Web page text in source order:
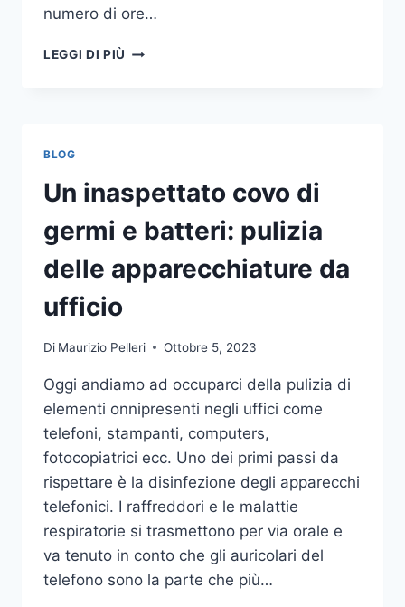
numero di ore…
LEGGI DI PIÙ COME
BLOG
Un inaspettato covo di
germi e batteri: pulizia
delle apparecchiature da
ufficio
Di Maurizio Pelleri Ottobre 5, 2023
Oggi andiamo ad occuparci della pulizia di
elementi onnipresenti negli uffici come
telefoni, stampanti, computers,
fotocopiatrici ecc. Uno dei primi passi da
rispettare è la disinfezione degli apparecchi
telefonici. I raffreddori e le malattie
respiratorie si trasmettono per via orale e
va tenuto in conto che gli auricolari del
telefono sono la parte che più…